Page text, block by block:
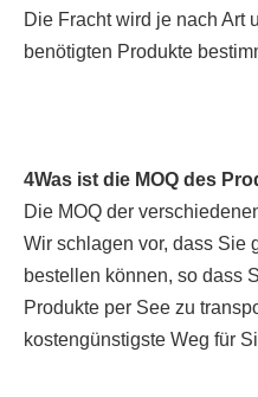
Die Fracht wird je nach Art
benötigten Produkte
4Was ist die MOQ des
Die MOQ der
Wir schlagen vor, dass Sie
bestellen können, so dass
Produkte per See zu
kostengünstigste Weg für